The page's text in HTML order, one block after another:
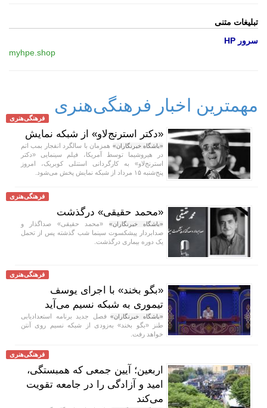
تبلیغات متنی
سرور HP
myhpe.shop
مهمترین اخبار فرهنگی‌هنری
فرهنگی‌هنری
«دکتر استرنج‌لاو» از شبکه نمایش
«باشگاه خبرنگاران» همزمان با سالگرد انفجار بمب اتم
در هیروشیما توسط آمریکا، فیلم سینمایی «دکتر
استرنج‌لاو» به کارگردانی استنلی کوبریک، امروز
پنج‌شنبه ۱۵ مرداد از شبکه نمایش پخش می‌شود.
فرهنگی‌هنری
«محمد حقیقی» درگذشت
«باشگاه خبرنگاران» «محمد حقیقی» صداگذار و
صدابردار پیشکسوت سینما شب گذشته پس از تحمل
یک دوره بیماری درگذشت.
فرهنگی‌هنری
«بگو بخند» با اجرای یوسف
تیموری به شبکه نسیم می‌آید
«باشگاه خبرنگاران»فصل جدید برنامه استعدادیابی
طنز «بگو بخند» به‌زودی از شبکه نسیم روی آنتن
خواهد رفت.
فرهنگی‌هنری
اربعین؛ آیین جمعی که همبستگی،
امید و آزادگی را در جامعه تقویت
می‌کند